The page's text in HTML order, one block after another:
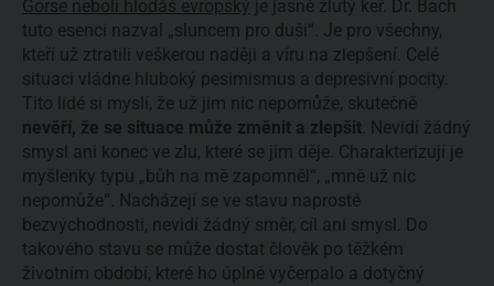
Gorse neboli hlodáš evropský je jasně žlutý keř. Dr. Bach
tuto esenci nazval „sluncem pro duši“. Je pro všechny,
kteří už ztratili veškerou naději a víru na zlepšení. Celé
situaci vládne hluboký pesimismus a depresivní pocity.
Tito lidé si myslí, že už jim nic nepomůže, skutečně
nevěří, že se situace může změnit a zlepšit . Nevidí žádný
smysl ani konec ve zlu, které se jim děje. Charakterizují je
myšlenky typu „bůh na mě zapomněl“, „mně už nic
nepomůže“. Nacházejí se ve stavu naprosté
bezvýchodnosti, nevidí žádný směr, cíl ani smysl. Do
takového stavu se může dostat člověk po těžkém
životním období, které ho úplně vyčerpalo a dotyčný